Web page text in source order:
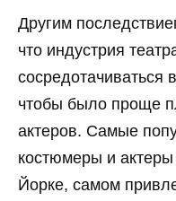
Другим
что индустрия
сосредотачиваться
чтобы было проще
актеров. Самые
костюмеры и
Йорке, самом